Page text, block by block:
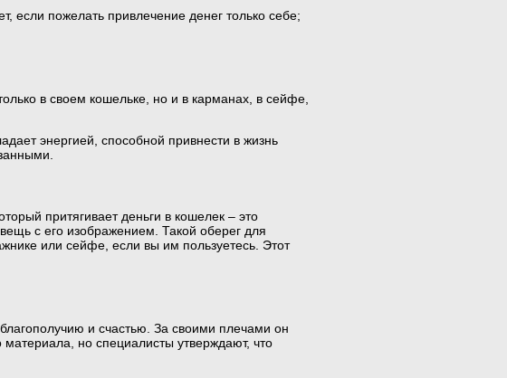
если пожелать привлечение денег только себе;
в своем кошельке, но и в карманах, в сейфе,
энергией, способной привнести в жизнь
притягивает деньги в кошелек – это
с его изображением. Такой оберег для
или сейфе, если вы им пользуетесь. Этот
и счастью. За своими плечами он
но специалисты утверждают, что